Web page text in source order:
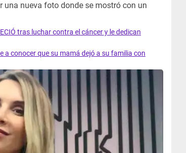
una nueva foto donde se mostró con un
tras luchar contra el cáncer y le dedican
a conocer que su mamá dejó a su familia con